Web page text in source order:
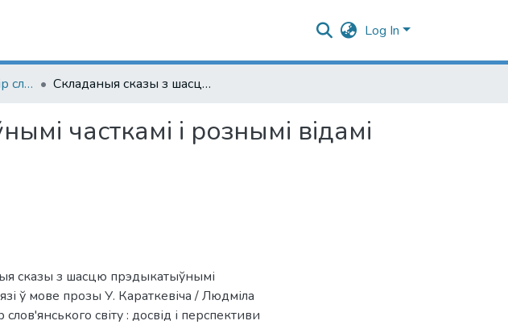
Log In
2016. Мовний простір слов'янського світу : тези доповідей II Всеукраїнської науково-практичної конференції студентів, аспірантів і молодих учених, 27 травня 2016 р. Складаныя сказы з шасцю прэдыкатыўнымі часткамі і рознымі відамі сувязі ў мове прозы У. Караткевіча
часткамі і рознымі відамі
сказы з шасцю прэдыкатыўнымі
ў мове прозы У. Караткевіча / Людміла
світу : досвід і перспективи